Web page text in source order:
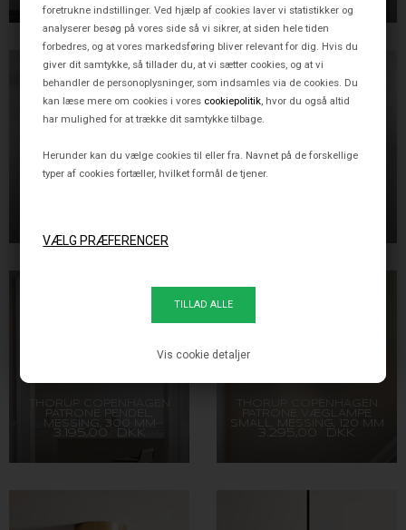
foretrukne indstillinger. Ved hjælp af cookies laver vi statistikker og
analyserer besøg på vores side så vi sikrer, at siden hele tiden
forbedres, og at vores markedsføring bliver relevant for dig. Hvis du
giver dit samtykke, så tillader du, at vi sætter cookies, og at vi
behandler de personoplysninger, som indsamles via de cookies. Du
kan læse mere om cookies i vores cookiepolitik , hvor du også altid
har mulighed for at trække dit samtykke tilbage.
Herunder kan du vælge cookies til eller fra. Navnet på de forskellige
typer af cookies fortæller, hvilket formål de tjener.
Vis cookie detaljer
THORUP COPENHAGEN
PATRONE PENDEL,
MESSING, 300 MM
3.195,00 DKK
PATRONE VÆGLAMPE
SMALL, MESSING, 120 MM
3.295,00 DKK